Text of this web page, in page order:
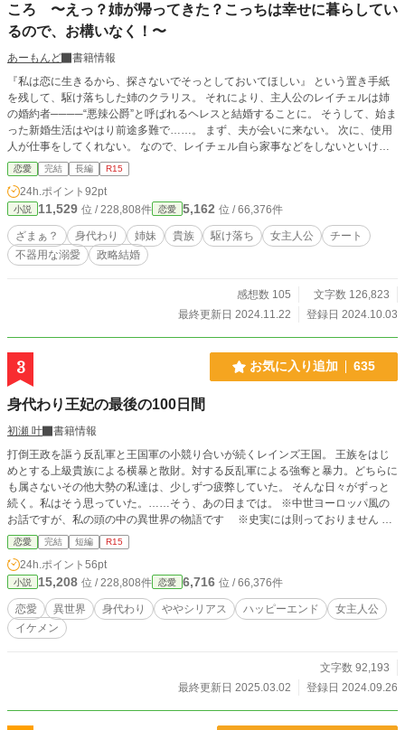
ころ 〜えっ？姉が帰ってきた？こっちは幸せに暮らしてい
るので、お構いなく！〜
あーもんど
書籍情報
『私は恋に生きるから、探さないでそっとしておいてほしい』 という置き手紙
を残して、駆け落ちした姉のクラリス。 それにより、主人公のレイチェルは姉
の婚約者────“悪辣公爵”と呼ばれるヘレスと結婚することに。 そうして、始ま
った新婚生活はやはり前途多難で……。 まず、夫が会いに来ない。 次に、使用
人が仕事をしてくれない。 なので、レイチェル自ら家事などをしないといけ
ず……とても大変。 でも────自由気ままに一人で過ごせる生活は、案外悪く
なく……？ そんな時、夫が現れて使用人達の職務放棄を知る。 すると、まさか
の大激怒！？ あっという間に使用人達を懲らしめ、それからはレイチェルとの
時間も持つように。 ────もっと残忍で冷酷な方かと思ったけど、結構優しい
わね。 と夫を見直すようになった頃、姉が帰ってきて……？ 善意の押し付けと
でも言うべきか、「あんな男とは、離婚しなさい！」と迫ってきた。 ────い
やいや！こっちは幸せに暮らしているので、放っておいてください！ ◆小説家
恋愛 完結 長編 R15
24h.ポイント 92pt
小説 11,529 位 / 228,808件 恋愛 5,162 位 / 66,376件
ざまぁ？ 身代わり 姉妹 貴族 駆け落ち 女主人公
チート
不器用な溺愛
政略結婚
感想数 105
文字数 126,823
最終更新日 2024.11.22
登録日 2024.10.03
3 お気に入り追加 635
身代わり王妃の最後の100日間
初瀬 叶
書籍情報
打倒王政を謳う反乱軍と王国軍の小競り合いが続くレインズ王国。 王族をはじ
めとする上級貴族による横暴と散財。対する反乱軍による強奪と暴力。どちらに
も属さないその他大勢の私達は、少しずつ疲弊していた。 そんな日々がずっと
続く。私はそう思っていた。……そう、あの日までは。 ※中世ヨーロッパ風の
お話ですが、私の頭の中の異世界の物語です ※史実には則っておりません ※
相変わらずのゆるふわ設定です ※性的な描写はありませんが、行為を匂わせる
言葉等は使用される可能性があります。ご注意下さい
恋愛 完結 短編 R15
24h.ポイント 56pt
小説 15,208 位 / 228,808件 恋愛 6,716 位 / 66,376件
恋愛 異世界 身代わり ややシリアス ハッピーエンド
女主人公
イケメン
文字数 92,193
最終更新日 2025.03.02
登録日 2024.09.26